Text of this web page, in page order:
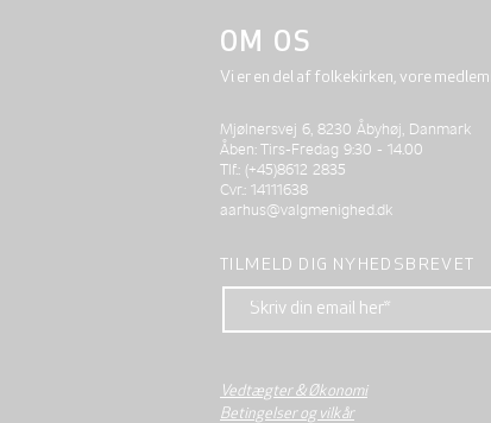
OM OS
Vi er en del af folkekirken, vore
Mjølnersvej 6, 8230 Åbyhøj, Danmark
Åben: Tirs-Fredag 9:30 - 14.00
Tlf.: (+45)8612 2835
Cvr.: 14111638
aarhus@valgmenighed.dk
TILMELD DIG NYHEDSBREVET
Vedtægter & Økonomi
Betingelser og vilkår